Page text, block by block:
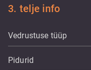
3. telje info
Vedrustuse tüüp
Pidurid